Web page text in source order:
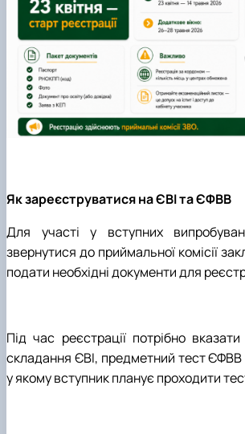
Як зареєструватися на ЄВІ та ЄФВВ
Для участі у вступних
звернутися до приймальної комісії
подати необхідні документи для
Під час реєстрації потрібно
складання ЄВІ, предметний тест ЄФВВ
у якому вступник планує проходити